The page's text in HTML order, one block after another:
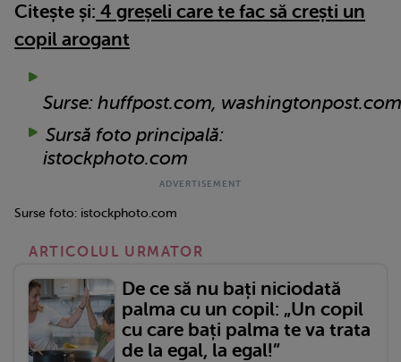
Citește și: 4 greșeli care te fac să crești un
copil arogant
Surse: huffpost.com,
Sursă foto principală:
istockphoto.com
Surse foto: istockphoto.com
ARTICOLUL URMATOR
De ce să nu bați niciodată
palma cu un copil: „Un copil
cu care bați palma te va trata
de la egal, la egal!”